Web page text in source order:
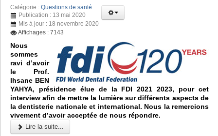
Catégorie : Questions de santé
Publication : 13 mai 2020
Mis à jour : 18 novembre 2020
Affichages : 7143
Nous
sommes
ravi d’avoir
le Prof.
Ihsane BEN
YAHYA, présidence élue de la FDI 2021 2023, pour cet
interview afin de mettre la lumière sur différents aspects de
la dentisterie nationale et international. Nous la remercions
vivement d’avoir acceptée de nous répondre.
Lire la suite...